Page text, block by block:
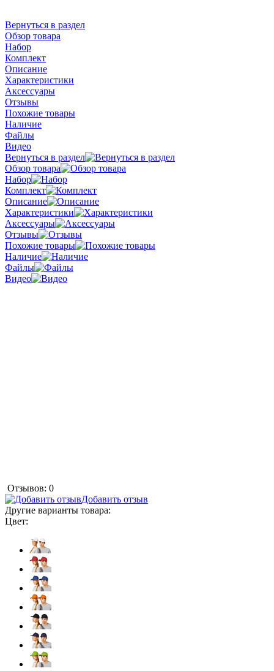
Вернуться в раздел
Обзор товара
Набор
Комплект
Описание
Характеристики
Аксессуары
Отзывы
Похожие товары
Наличие
Файлы
Видео
Вернуться в раздел
Обзор товара
Набор
Комплект
Описание
Характеристики
Аксессуары
Отзывы
Похожие товары
Наличие
Файлы
Видео
Отзывов: 0
Добавить отзыв
Другие варианты товара:
Цвет: